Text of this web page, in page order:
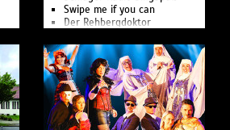
Swipe me if you can
Der Rehbergdoktor